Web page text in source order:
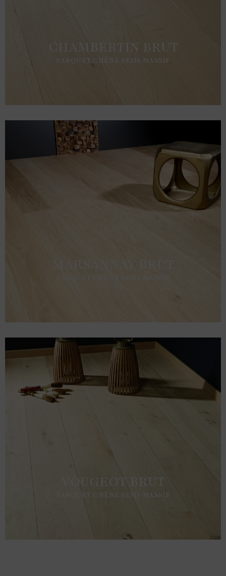
CHAMBERTIN BRUT
PARQUET CHÊNE SEMI-MASSIF
MARSANNAY BRUT
VOUGEOT BRUT
PARQUET CHÊNE SEMI-MASSIF